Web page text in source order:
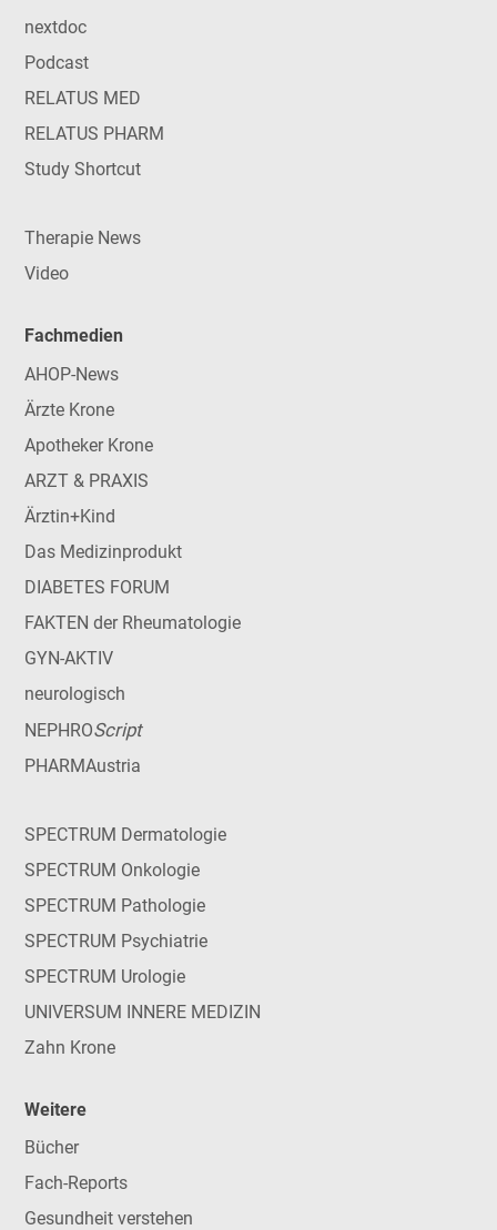
nextdoc
Podcast
RELATUS MED
RELATUS PHARM
Study Shortcut
Therapie News
Video
Fachmedien
AHOP-News
Ärzte Krone
Apotheker Krone
ARZT & PRAXIS
Ärztin+Kind
Das Medizinprodukt
DIABETES FORUM
FAKTEN der Rheumatologie
GYN-AKTIV
neurologisch
NEPHROScript
PHARMAustria
SPECTRUM Dermatologie
SPECTRUM Onkologie
SPECTRUM Pathologie
SPECTRUM Psychiatrie
SPECTRUM Urologie
UNIVERSUM INNERE MEDIZIN
Zahn Krone
Weitere
Bücher
Fach-Reports
Gesundheit verstehen